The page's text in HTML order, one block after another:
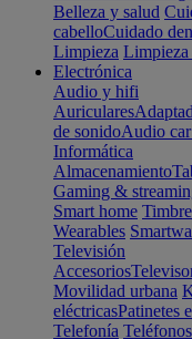
Belleza y salud
cabelloCuidado
Limpieza Limpieza
Electrónica
Audio y hifi
Auriculares
de sonidoAudio
Informática
Almacenamiento
Gaming &
Smart home
Wearables
Televisión
Accesorios
Movilidad urbana
eléctricasPatinetes
Telefonía